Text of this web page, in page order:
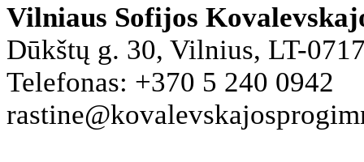
Vilniaus Sofijos
Dūkštų g. 30, Vilnius, LT-
Telefonas: +370 5 240 0942